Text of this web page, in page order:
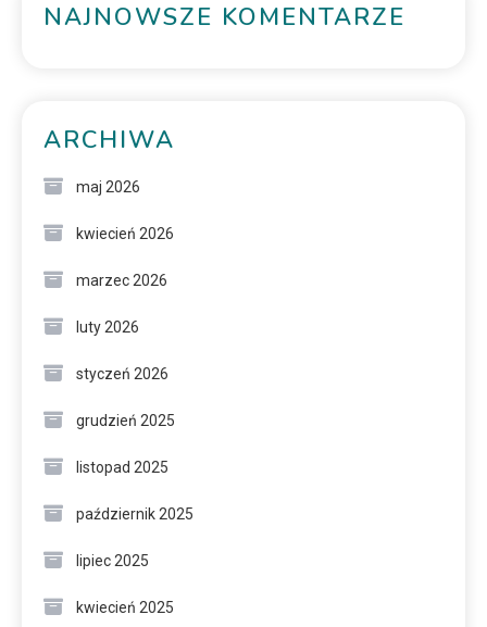
NAJNOWSZE KOMENTARZE
ARCHIWA
maj 2026
kwiecień 2026
marzec 2026
luty 2026
styczeń 2026
grudzień 2025
listopad 2025
październik 2025
lipiec 2025
kwiecień 2025